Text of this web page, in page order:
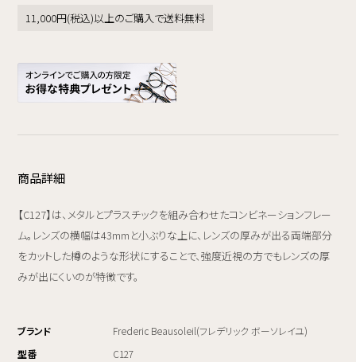
11,000円(税込)以上のご購入で送料無料
商品詳細
【C127】は、メタルとプラスチックを組み合わせたコンビネーションフレー
ム。レンズの横幅は43mmと小ぶりな上に、レンズの厚みが出る両端部分
をカットした樽のような形状にすることで、強度近視の方でもレンズの厚
みが出にくいのが特徴です。
ブランド
Frederic Beausoleil(フレデリック ボーソレイユ)
型番
C127